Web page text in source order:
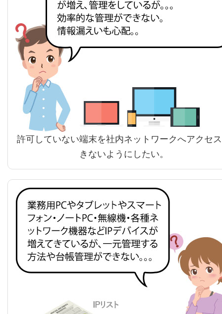
許可していない端末を社内ネットワークへアクセ
きないようにしたい。